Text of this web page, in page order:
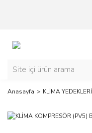
Anasayfa KLİMA YEDEKLERİ